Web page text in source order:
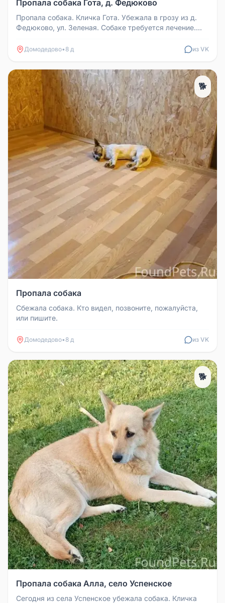
Пропала собака Гота, д. Федюково
Пропала собака. Кличка Гота. Убежала в грозу из д.
Федюково, ул. Зеленая. Собаке требуется лечение.
Домодедово• 8 д из VK
🐕
Пропала собака
Сбежала собака. Кто видел, позвоните, пожалуйста,
или пишите.
Домодедово• 8 д из VK
🐕
Пропала собака Алла, село Успенское
Сегодня из села Успенское убежала собака. Кличка